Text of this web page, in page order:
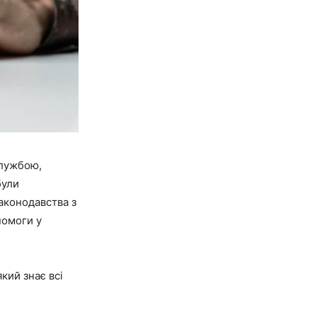
з
у
знає всі